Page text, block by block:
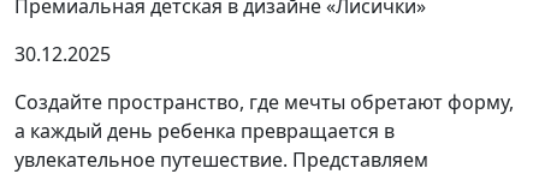
Премиальная детская в дизайне «Лисички»
30.12.2025
Создайте пространство, где мечты обретают форму,
а каждый день ребенка превращается в
увлекательное путешествие. Представляем